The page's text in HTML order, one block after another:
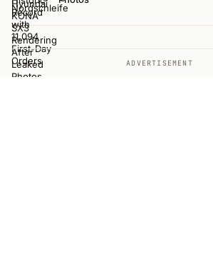
ADVERTISEMENT